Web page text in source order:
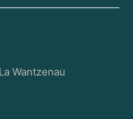
Wantzenau